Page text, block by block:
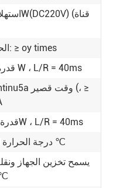
الحياة الميكانيكية: ≥ oy times
قدرة التبديل: ≥ من W ، L/R = 40ms
قدرة مقاطعة: ≥ 30W ، L/R = 40ms
درجة الحرارة المحيطة: -10 ℃ ~ + 55 ℃
يسمح تخزين الجهاز
المحيطة-25 ℃